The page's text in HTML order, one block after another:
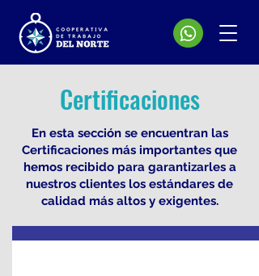
Certificaciones
En esta sección se encuentran las
Certificaciones más importantes que
hemos recibido para garantizarles a
nuestros clientes los estándares de
calidad más altos y exigentes.